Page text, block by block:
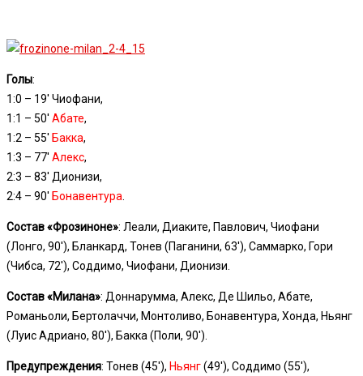
Голы:
1:0 – 19′ Чиофани,
1:1 – 50′ Абате,
1:2 – 55′ Бакка,
1:3 – 77′ Алекс,
2:3 – 83′ Дионизи,
2:4 – 90′ Бонавентура
Состав «Фрозиноне»: Леали, Диаките, Павлович, Чиофани
(Лонго, 90′), Бланкард, Тонев (Паганини, 63′), Саммарко, Гори
(Чибса, 72′), Соддимо, Чиофани, Дионизи.
Состав «Милана»: Доннарумма, Алекс, Де Шильо, Абате,
Романьоли, Бертолаччи, Монтоливо, Бонавентура, Хонда, Ньянг
(Луис Адриано, 80′), Бакка (Поли, 90′).
Предупреждения: Тонев (45′), Ньянг(49′), Соддимо (55′),